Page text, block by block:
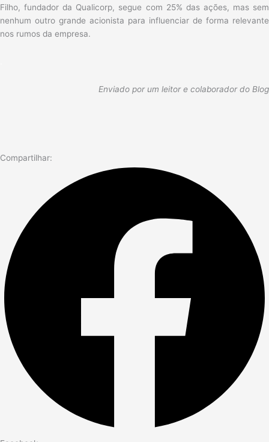
Filho, fundador da Qualicorp, segue com 25% das ações, mas sem
nenhum outro grande acionista para influenciar de forma relevante
nos rumos da empresa.
Enviado por um leitor e colaborador do Blog
Compartilhar: